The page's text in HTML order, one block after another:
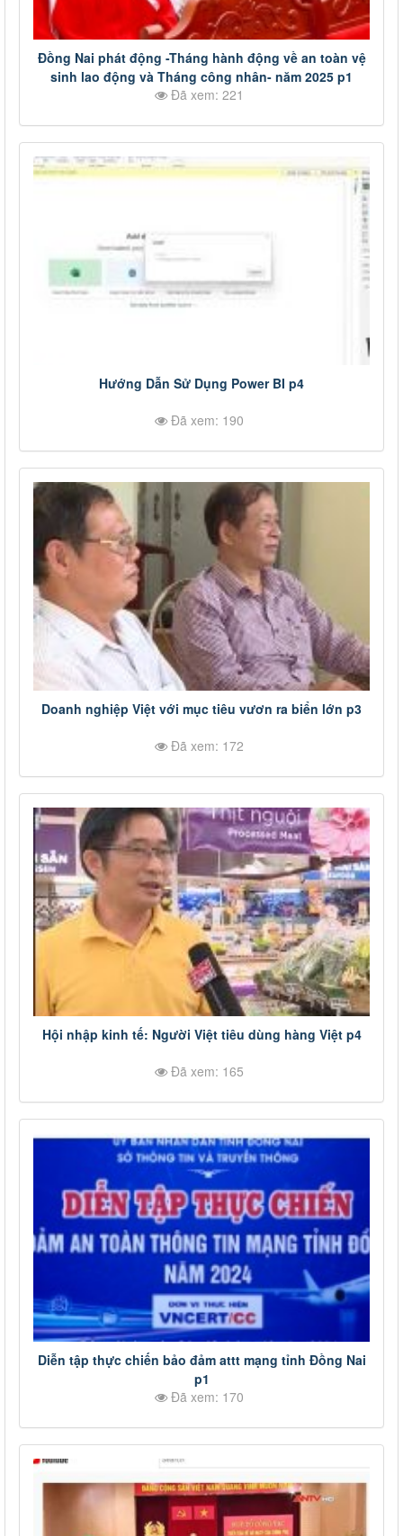
Đồng Nai phát động -Tháng hành động về an toàn vệ
sinh lao động và Tháng công nhân- năm 2025 p1
Đã xem: 221
Hướng Dẫn Sử Dụng Power BI p4
Đã xem: 190
Doanh nghiệp Việt với mục tiêu vươn ra biển lớn p3
Đã xem: 172
Hội nhập kinh tế: Người Việt tiêu dùng hàng Việt p4
Đã xem: 165
Diễn tập thực chiến bảo đảm attt mạng tỉnh Đồng Nai
p1
Đã xem: 170